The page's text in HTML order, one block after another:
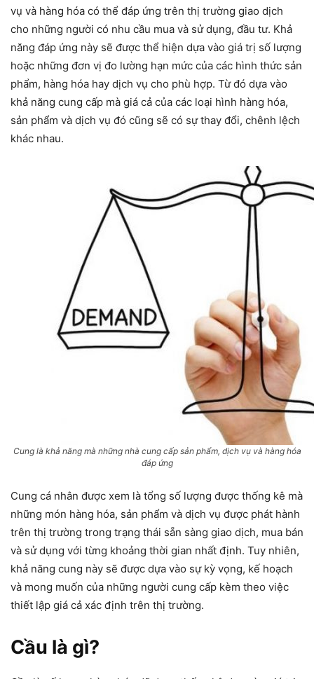
vụ và hàng hóa có thể đáp ứng trên thị trường giao dịch
cho những người có nhu cầu mua và sử dụng, đầu tư. Khả
năng đáp ứng này sẽ được thể hiện dựa vào giá trị số lượng
hoặc những đơn vị đo lường hạn mức của các hình thức sản
phẩm, hàng hóa hay dịch vụ cho phù hợp. Từ đó dựa vào
khả năng cung cấp mà giá cả của các loại hình hàng hóa,
sản phẩm và dịch vụ đó cũng sẽ có sự thay đổi, chênh lệch
khác nhau.
Cung là khả năng mà những nhà cung cấp sản phẩm, dịch vụ và hàng hóa
đáp ứng
Cung cá nhân được xem là tổng số lượng được thống kê mà
những món hàng hóa, sản phẩm và dịch vụ được phát hành
trên thị trường trong trạng thái sẵn sàng giao dịch, mua bán
và sử dụng với từng khoảng thời gian nhất định. Tuy nhiên,
khả năng cung này sẽ được dựa vào sự kỳ vọng, kế hoạch
và mong muốn của những người cung cấp kèm theo việc
thiết lập giá cả xác định trên thị trường.
Cầu là gì?